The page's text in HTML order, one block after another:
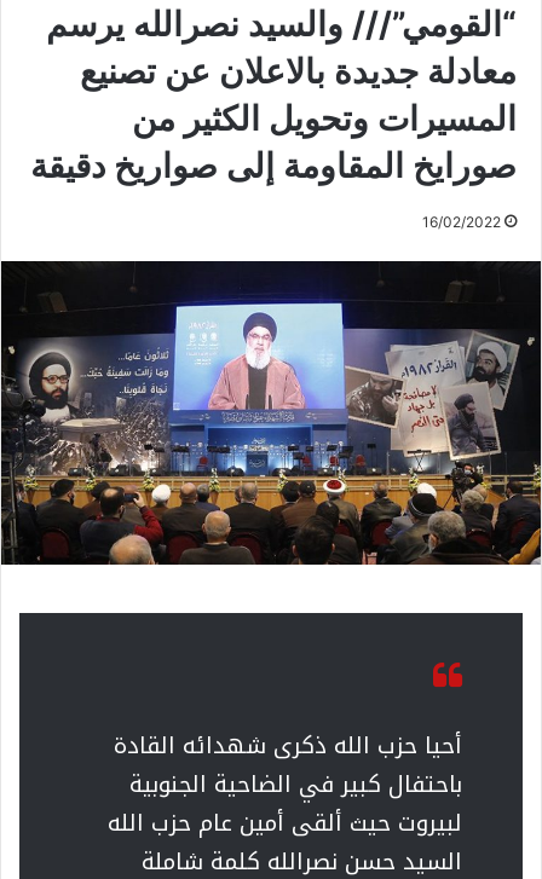
“القومي”/// والسيد نصرالله يرسم
معادلة جديدة بالاعلان عن تصنيع
المسيرات وتحويل الكثير من
صورايخ المقاومة إلى صواريخ دقيقة
16/02/2022
أحيا حزب الله ذكرى شهدائه القادة
باحتفال كبير في الضاحية الجنوبية
لبيروت حيث ألقى أمين عام حزب الله
السيد حسن نصرالله كلمة شاملة